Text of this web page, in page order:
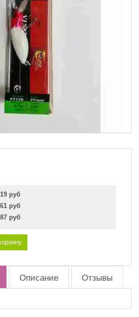
руб
руб
руб
Описание Отзывы